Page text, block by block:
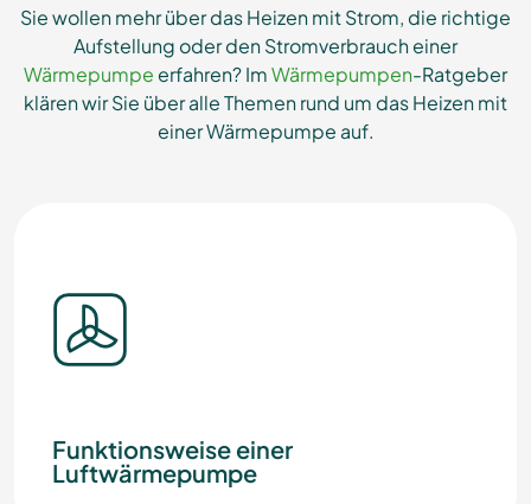
Sie wollen mehr über das Heizen mit Strom, die richtige
Aufstellung oder den Stromverbrauch einer
Wärmepumpe erfahren? ImWärmepumpen-Ratgeber
klären wir Sie über alle Themen rund um das Heizen mit
einer Wärmepumpe auf.
Funktionsweise einer
Luftwärmepumpe